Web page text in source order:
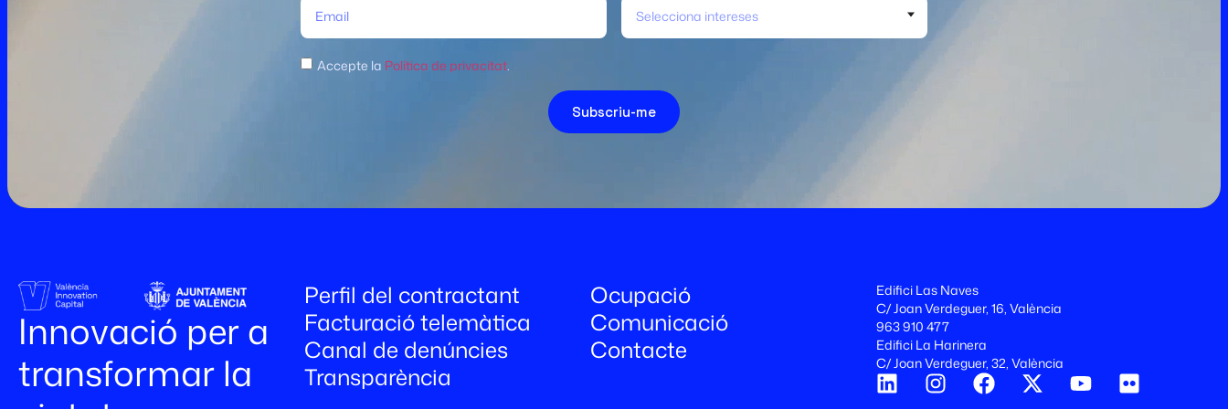
Selecciona intereses
Accepte la Política de privacitat
Subscriu-me
Innovació per a
transformar la
Perfil del contractant
Facturació telemàtica
Canal de denúncies
Transparència
Ocupació
Comunicació
Contacte
Edifici Las Naves
C/ Joan Verdeguer, 16, València
963 910 477
Edifici La Harinera
C/ Joan Verdeguer, 32, València